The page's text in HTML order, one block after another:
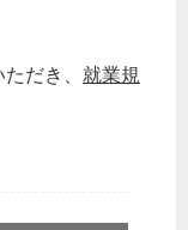
だき、 就業規